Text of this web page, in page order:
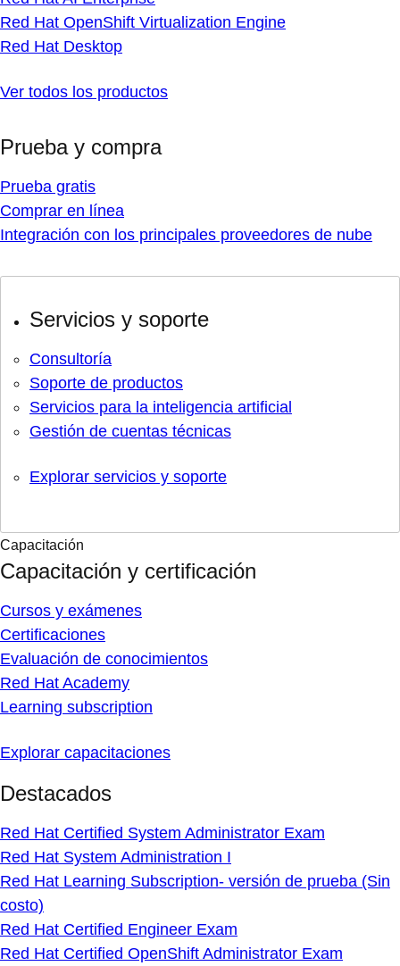
Red Hat OpenShift Virtualization Engine
Red Hat Desktop
Ver todos los productos
Prueba y compra
Prueba gratis
Comprar en línea
Integración con los principales proveedores de nube
Servicios y soporte
Consultoría
Soporte de productos
Servicios para la inteligencia artificial
Gestión de cuentas técnicas
Explorar servicios y soporte
Capacitación
Capacitación y certificación
Cursos y exámenes
Certificaciones
Evaluación de conocimientos
Red Hat Academy
Learning subscription
Explorar capacitaciones
Destacados
Red Hat Certified System Administrator Exam
Red Hat System Administration I
Red Hat Learning Subscription- versión de prueba (Sin
costo)
Red Hat Certified Engineer Exam
Red Hat Certified OpenShift Administrator Exam